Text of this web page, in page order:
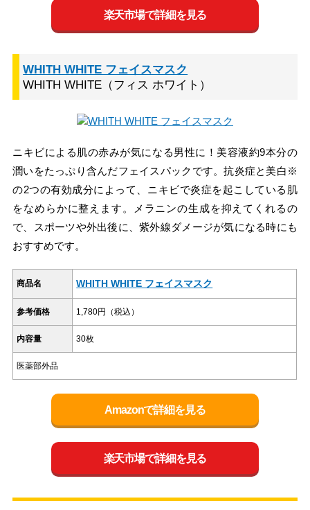
楽天市場で詳細を見る
WHITH WHITE フェイスマスク
WHITH WHITE（フィス ホワイト）
ニキビによる肌の赤みが気になる男性に！美容液約9本分の
潤いをたっぷり含んだフェイスパックです。抗炎症と美白※
の2つの有効成分によって、ニキビで炎症を起こしている肌
をなめらかに整えます。メラニンの生成を抑えてくれるの
で、スポーツや外出後に、紫外線ダメージが気になる時にも
おすすめです。
商品名 WHITH WHITE フェイスマスク
参考価格 1,780円（税込）
内容量 30枚
医薬部外品
Amazonで詳細を見る
楽天市場で詳細を見る